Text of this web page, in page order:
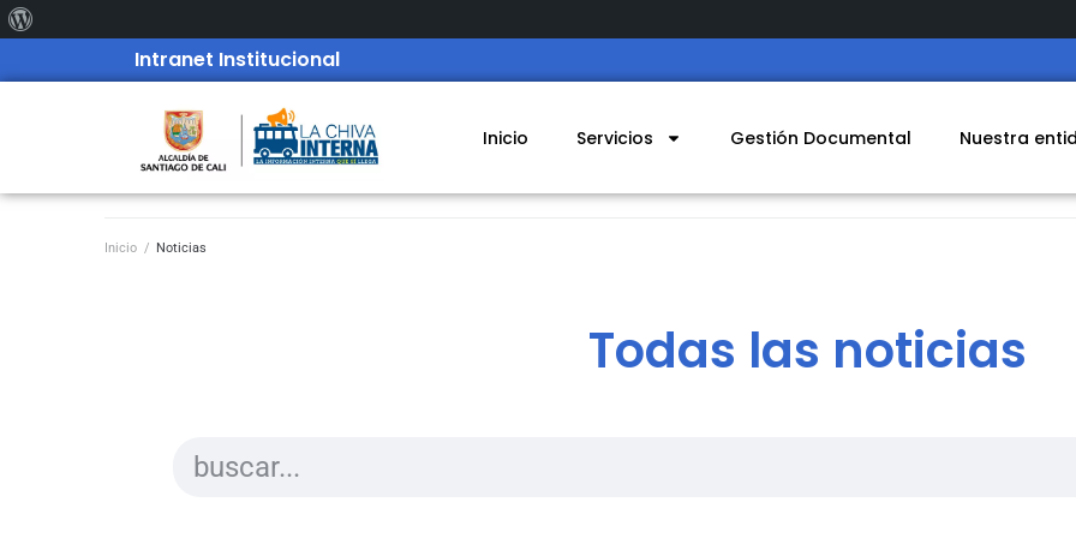
Intranet Institucional
Inicio Servicios Gestión Documental Nuestra
Inicio / Noticias
Todas las noticias